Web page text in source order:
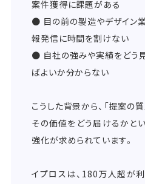
案件獲得に課題がある
● 目の前の製造やデザイン
報発信に時間を割けない
● 自社の強みや実績をどう
ばよいか分からない
こうした背景から、「提案の質
その価値をどう届けるかと
強化が求められています。
イプロスは、180万人超が